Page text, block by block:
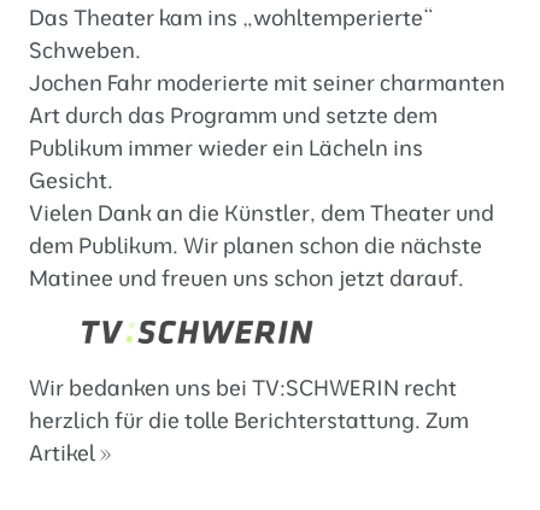
Das Theater kam ins „wohltemperierte“
Schweben.
Jochen Fahr moderierte mit seiner charmanten
Art durch das Programm und setzte dem
Publikum immer wieder ein Lächeln ins
Gesicht.
Vielen Dank an die Künstler, dem Theater und
dem Publikum. Wir planen schon die nächste
Matinee und freuen uns schon jetzt darauf.
Wir bedanken uns bei TV:SCHWERIN recht
herzlich für die tolle Berichterstattung. Zum
Artikel »